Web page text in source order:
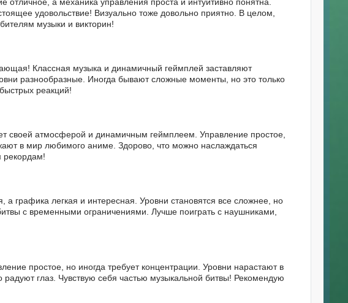
удовольствие! Визуально тоже довольно приятно. В целом,
музыки и викторин!
Классная музыка и динамичный геймплей заставляют
разнообразные. Иногда бывают сложные моменты, но это только
реакций!
своей атмосферой и динамичным геймплеем. Управление простое,
в мир любимого аниме. Здорово, что можно наслаждаться
рекордам!
графика легкая и интересная. Уровни становятся все сложнее, но
с временными ограничениями. Лучше поиграть с наушниками,
простое, но иногда требует концентрации. Уровни нарастают в
глаз. Чувствую себя частью музыкальной битвы! Рекомендую